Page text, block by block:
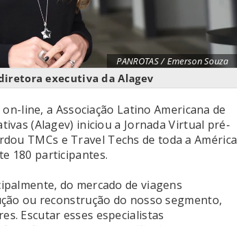
PANROTAS / Emerson Souza
executiva da Alagev
line, a Associação Latino Americana de
(Alagev) iniciou a Jornada Virtual pré-
TMCs e Travel Techs de toda a América
180 participantes.
do mercado de viagens
ou reconstrução do nosso segmento,
Escutar esses especialistas